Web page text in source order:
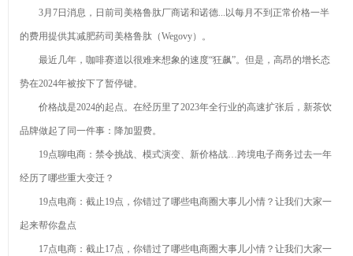
3月7日消息，日前司美格鲁肽厂商诺和诺德...以每月不到正常价格一半
的费用提供其减肥药司美格鲁肽（Wegovy）。
最近几年，咖啡赛道以很难来想象的速度“狂飙”。但是，高昂的增长态
势在2024年被按下了暂停键。
价格战是2024的起点。在经历里了2023年全行业的高速扩张后，新茶饮
品牌做起了同一件事：降加盟费。
19点聊电商：禁令挑战、模式演变、新价格战…跨境电子商务过去一年
经历了哪些重大变迁？
19点电商：截止19点，你错过了哪些电商圈大事儿小情？让我们大家一
起来帮你盘点
17点电商：截止17点，你错过了哪些电商圈大事儿小情？让我们大家一